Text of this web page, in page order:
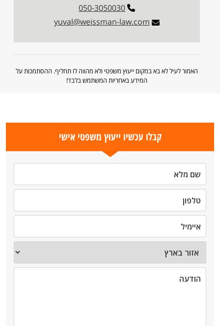
050-3050030
yuval@weissman-law.com
האמור לעיל לא בא במקום ייעוץ משפטי ולא מהווה לו תחליף. ההסתמכות על
המידע באחריות המשתמש בלבד!
קבלו עכשיו ייעוץ משפטי אישי